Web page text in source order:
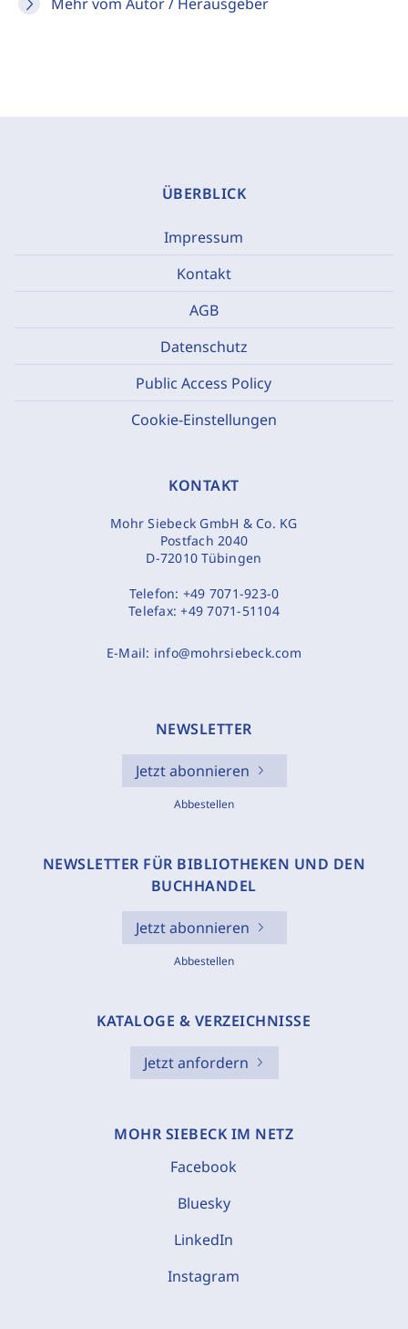
ÜBERBLICK
Impressum
Kontakt
AGB
Datenschutz
Public Access Policy
Cookie-Einstellungen
KONTAKT
Mohr Siebeck GmbH & Co. KG
Postfach 2040
D-72010 Tübingen
Telefon: +49 7071-923-0
Telefax:+49 7071-51104
E-Mail: info@mohrsiebeck.com
NEWSLETTER
Jetzt abonnieren
Abbestellen
NEWSLETTER FÜR BIBLIOTHEKEN UND DEN
BUCHHANDEL
Jetzt abonnieren
Abbestellen
KATALOGE & VERZEICHNISSE
Jetzt anfordern
MOHR SIEBECK IM NETZ
Facebook
Bluesky
LinkedIn
Instagram